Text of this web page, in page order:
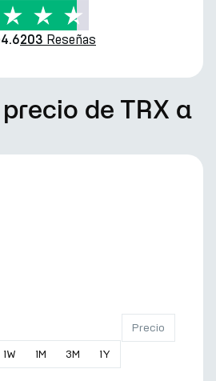
4.6203 Reseñas
de TRX a
1W 1M 3M 1Y
Precio